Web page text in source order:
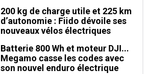
200 kg de charge utile et 225 km
d’autonomie : Fiido dévoile ses
nouveaux vélos électriques
Batterie 800 Wh et moteur DJI...
Megamo casse les codes avec
son nouvel enduro électrique